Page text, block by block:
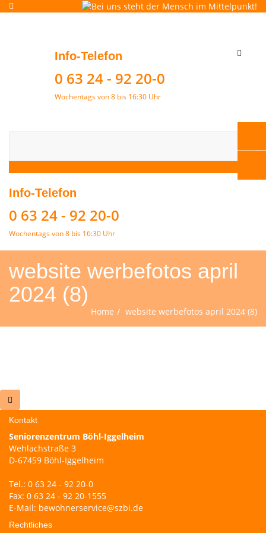
Toggle
Info-Telefon
0 63 24 - 92 20-0
Wochentags von 8 bis 16:30 Uhr
Info-Telefon
0 63 24 - 92 20-0
Wochentags von 8 bis 16:30 Uhr
website werbefotos april
2024 (8)
Home website werbefotos april 2024 (8)
Kontakt
Seniorenzentrum Böhl-Iggelheim
Wehlachstraße 3
D-67459 Böhl-Iggelheim
Tel.: 0 63 24 - 92 20-0
Fax: 0 63 24 - 92 20-1555
E-Mail: bewohnerservice@szbi.de
Rechtliches